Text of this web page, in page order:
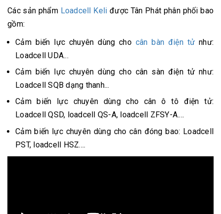
Các sản phẩm Loadcell Keli được Tân Phát phân phối bao
gồm:
Cảm biến lực chuyên dùng cho cân bàn điện tử như:
Loadcell UDA...
Cảm biến lực chuyên dùng cho cân sàn điện tử như:
Loadcell SQB dạng thanh...
Cảm biến lực chuyên dùng cho cân ô tô điện tử:
Loadcell QSD, loadcell QS-A, loadcell ZFSY-A....
Cảm biến lực chuyên dùng cho cân đóng bao: Loadcell
PST, loadcell HSZ....